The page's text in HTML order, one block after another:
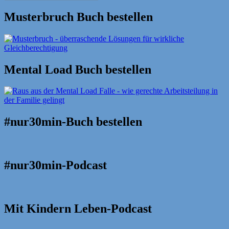
nach:
Musterbruch Buch bestellen
Mental Load Buch bestellen
#nur30min-Buch bestellen
#nur30min-Podcast
Mit Kindern Leben-Podcast